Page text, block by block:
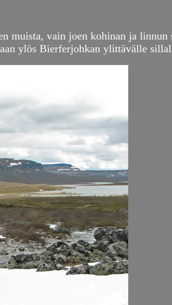
vain joen kohinan ja
ylös Bierferjohkan ylittävälle